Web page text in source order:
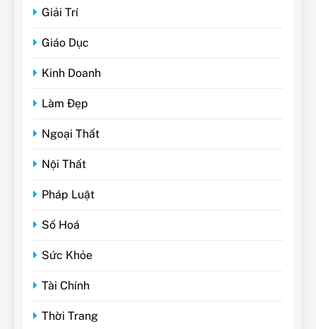
Giải Trí
Giáo Dục
Kinh Doanh
Làm Đẹp
Ngoại Thất
Nội Thất
Pháp Luật
Số Hoá
Sức Khỏe
Tài Chính
Thời Trang